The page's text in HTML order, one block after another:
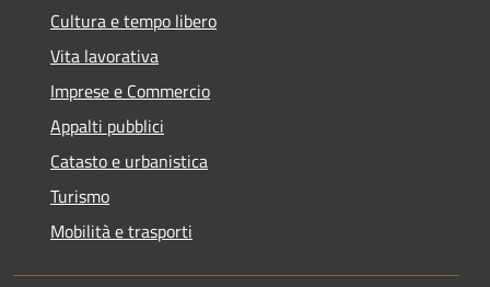
Cultura e tempo libero
Vita lavorativa
Imprese e Commercio
Appalti pubblici
Catasto e urbanistica
Turismo
Mobilità e trasporti